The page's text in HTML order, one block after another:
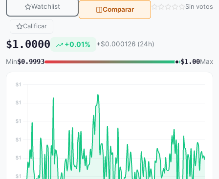
Watchlist Comparar Sin votos
Calificar
$1.0000 +0.01% +$0.000126 (24h)
Min$0.9993 $1.00Max